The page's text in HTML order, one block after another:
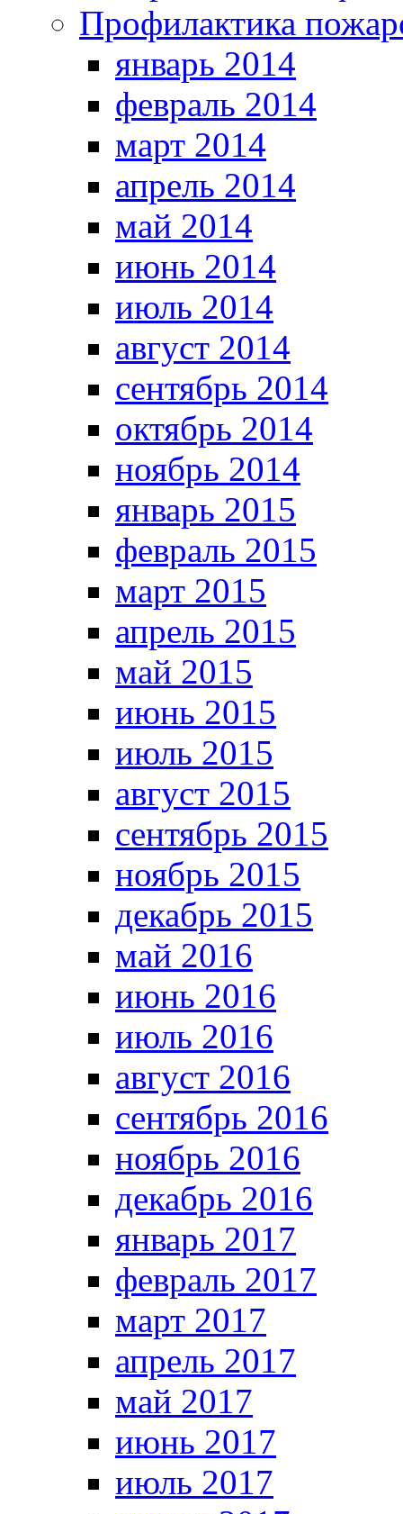
Профилактика
январь 2014
февраль 2014
март 2014
апрель 2014
май 2014
июнь 2014
июль 2014
август 2014
сентябрь 2014
октябрь 2014
ноябрь 2014
январь 2015
февраль 2015
март 2015
апрель 2015
май 2015
июнь 2015
июль 2015
август 2015
сентябрь 2015
ноябрь 2015
декабрь 2015
май 2016
июнь 2016
июль 2016
август 2016
сентябрь 2016
ноябрь 2016
декабрь 2016
январь 2017
февраль 2017
март 2017
апрель 2017
май 2017
июнь 2017
июль 2017